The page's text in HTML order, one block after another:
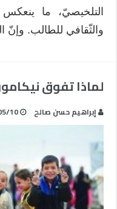
التلخيصيّ، ما
والثّقافي للطالب. وإنّ
لماذا تفوق
إبراهيم حسن صالح 10